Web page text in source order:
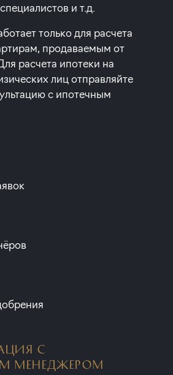
и т.д.
только для расчета
продаваемым от
расчета ипотеки на
лиц отправляйте
с ипотечным
С
МЕНЕДЖЕРОМ